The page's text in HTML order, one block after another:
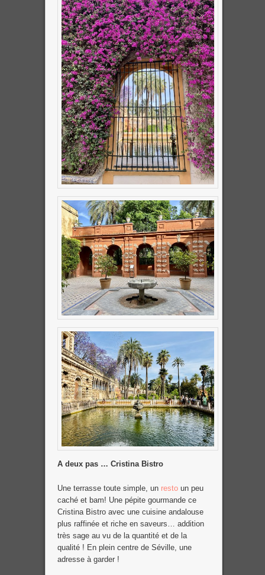
A deux pas … Cristina Bistro
Une terrasse toute simple, un restoun peu
caché et bam! Une pépite gourmande ce
Cristina Bistro avec une cuisine andalouse
plus raffinée et riche en saveurs… addition
très sage au vu de la quantité et de la
qualité ! En plein centre de Séville, une
adresse à garder !